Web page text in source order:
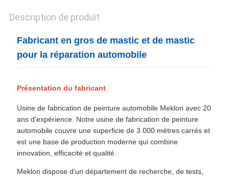
Description de produit
Fabricant en gros de mastic et de mastic
pour la réparation automobile
Présentation du fabricant
Usine de fabrication de peinture automobile Meklon avec 20
ans d'expérience. Notre usine de fabrication de peinture
automobile couvre une superficie de 3 000 mètres carrés et
est une base de production moderne qui combine
innovation, efficacité et qualité.
Meklon dispose d'un département de recherche, de tests,